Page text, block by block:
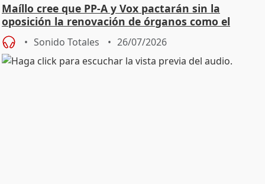
Maíllo cree que PP-A y Vox pactarán sin la
oposición la renovación de órganos como el
Defensor
Sonido Totales 26/07/2026